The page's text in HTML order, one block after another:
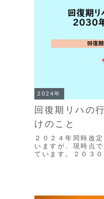
2024年
回復期リハの
けのこと
２０２４年同時改
いますが、現時点
ています。２０３